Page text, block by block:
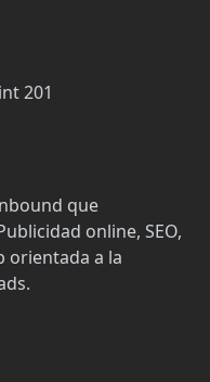
201
que
online, SEO,
orientada a la